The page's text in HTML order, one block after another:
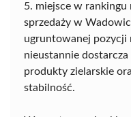
5. miejsce w
sprzedaży w
ugruntowanej pozycji
nieustannie
produkty zielarskie
stabilność.